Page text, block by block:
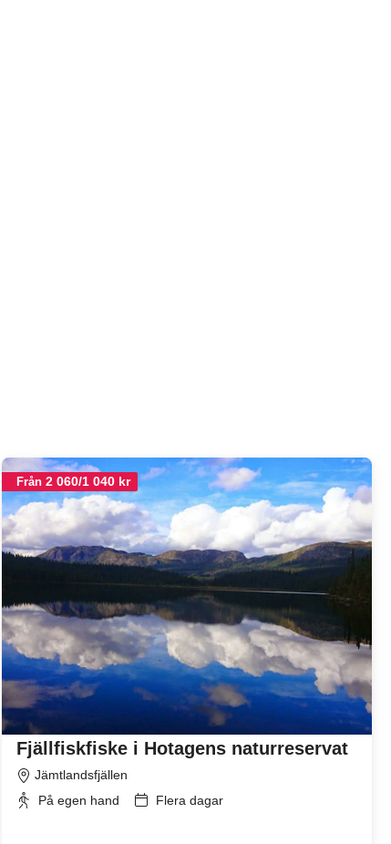
Fjällfiskfiske i Hotagens naturreservat
Jämtlandsfjällen
På egen hand
Flera dagar
Från 2 060/1 040 kr